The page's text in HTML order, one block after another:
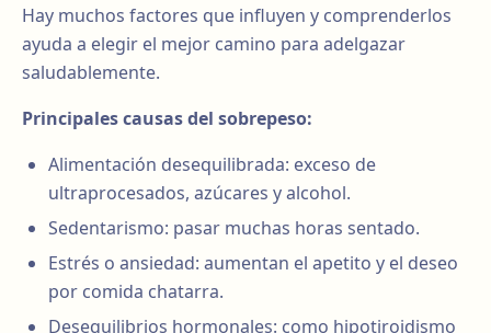
Hay muchos factores que influyen y comprenderlos
ayuda a elegir el mejor camino para adelgazar
saludablemente.
Principales causas del sobrepeso:
Alimentación desequilibrada: exceso de
ultraprocesados, azúcares y alcohol.
Sedentarismo: pasar muchas horas sentado.
Estrés o ansiedad: aumentan el apetito y el deseo
por comida chatarra.
Desequilibrios hormonales: como hipotiroidismo